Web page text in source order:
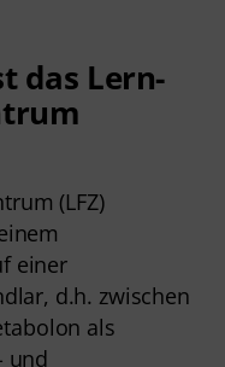
das Lern-
(LFZ)
einer
d.h. zwischen
als
und